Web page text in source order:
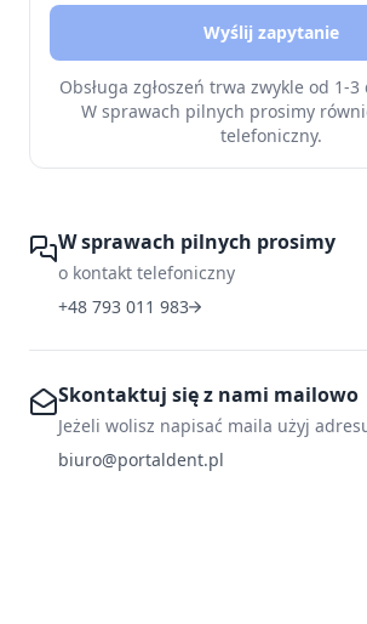
Wyślij zapytanie
Obsługa zgłoszeń trwa zwykle od 1-
W sprawach pilnych prosimy
telefoniczny.
W sprawach pilnych prosimy
o kontakt telefoniczny
+48 793 011 983
Skontaktuj się z nami mailowo
Jeżeli wolisz napisać maila użyj
biuro@portaldent.pl